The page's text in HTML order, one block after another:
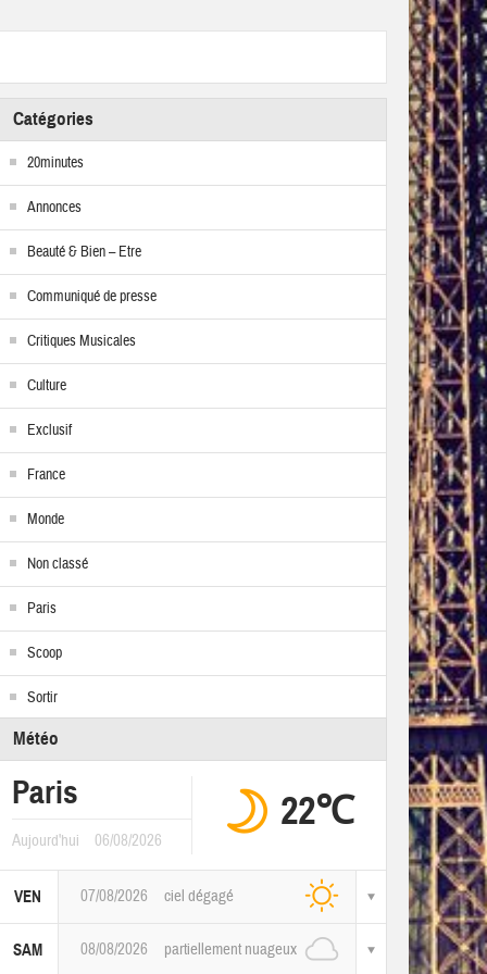
Catégories
20minutes
Annonces
Beauté & Bien – Etre
Communiqué de presse
Critiques Musicales
Culture
Exclusif
France
Monde
Non classé
Paris
Scoop
Sortir
Météo
Paris
Aujourd'hui 06/08/2026
22℃
VEN 07/08/2026 ciel dégagé
SAM 08/08/2026 partiellement nuageux